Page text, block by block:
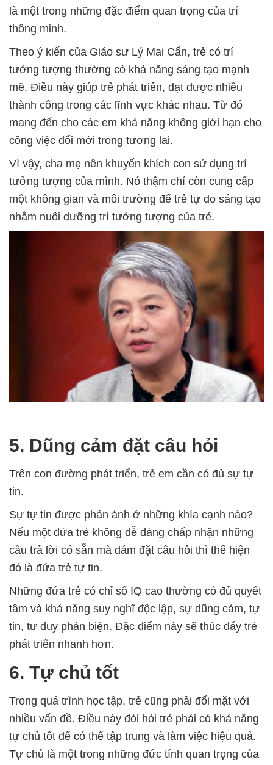
là một trong những đặc điểm quan trọng của trí
thông minh.
Theo ý kiến của Giáo sư Lý Mai Cẩn, trẻ có trí
tưởng tượng thường có khả năng sáng tạo mạnh
mẽ. Điều này giúp trẻ phát triển, đạt được nhiều
thành công trong các lĩnh vực khác nhau. Từ đó
mang đến cho các em khả năng không giới hạn cho
công việc đổi mới trong tương lai.
Vì vậy, cha mẹ nên khuyến khích con sử dụng trí
tưởng tượng của mình. Nó thậm chí còn cung cấp
một không gian và môi trường để trẻ tự do sáng tạo
nhằm nuôi dưỡng trí tưởng tượng của trẻ.
5. Dũng cảm đặt câu hỏi
Trên con đường phát triển, trẻ em cần có đủ sự tự
tin.
Sự tự tin được phản ánh ở những khía cạnh nào?
Nếu một đứa trẻ không dễ dàng chấp nhận những
câu trả lời có sẵn mà dám đặt câu hỏi thì thể hiện
đó là đứa trẻ tự tin.
Những đứa trẻ có chỉ số IQ cao thường có đủ quyết
tâm và khả năng suy nghĩ độc lập, sự dũng cảm, tự
tin, tư duy phản biện. Đặc điểm này sẽ thúc đẩy trẻ
phát triển nhanh hơn.
6. Tự chủ tốt
Trong quá trình học tập, trẻ cũng phải đối mặt với
nhiều vấn đề. Điều này đòi hỏi trẻ phải có khả năng
tự chủ tốt để có thể tập trung và làm việc hiệu quả.
Tự chủ là một trong những đức tính quan trọng của